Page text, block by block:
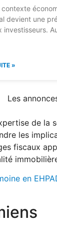
contexte
devient une
investisseurs.
»
Les
de
les
fiscaux
en